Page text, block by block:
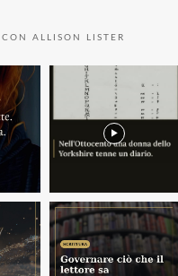
CON ALLISON LISTER